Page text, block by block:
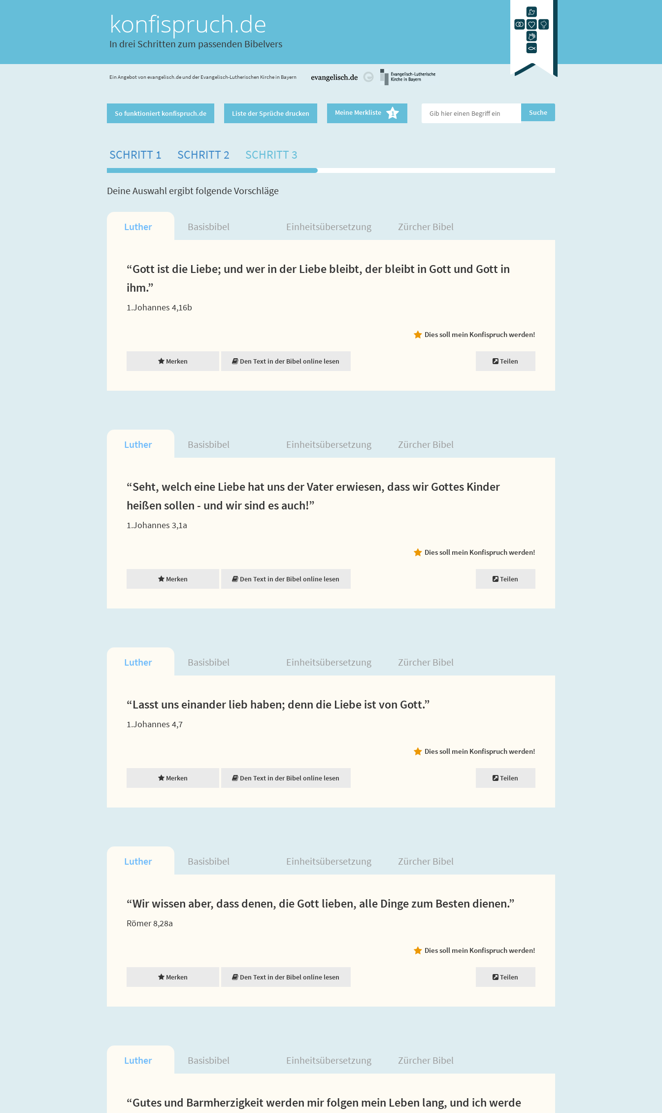
konfispruch.de
In drei Schritten zum passenden Bibelvers
Ein Angebot von evangelisch.de und der Evangelisch-Lutherischen Kirche in Bayern
So funktioniert konfispruch.de Liste der Sprüche drucken Meine Merkliste 1
SCHRITT 1 SCHRITT 2 SCHRITT 3
Deine Auswahl ergibt folgende Vorschläge
Luther Basisbibel Einheitsübersetzung Zürcher Bibel
“Gott ist die Liebe; und wer in der Liebe bleibt, der bleibt in Gott und Gott in
ihm.”
1.Johannes 4,16b
Dies soll mein Konfispruch werden!
Merken Den Text in der Bibel online lesen Teilen
Luther Basisbibel Einheitsübersetzung Zürcher Bibel
“Seht, welch eine Liebe hat uns der Vater erwiesen, dass wir Gottes Kinder
heißen sollen - und wir sind es auch!”
1.Johannes 3,1a
Dies soll mein Konfispruch werden!
Merken Den Text in der Bibel online lesen Teilen
Luther Basisbibel Einheitsübersetzung Zürcher Bibel
“Lasst uns einander lieb haben; denn die Liebe ist von Gott.”
1.Johannes 4,7
Dies soll mein Konfispruch werden!
Merken Den Text in der Bibel online lesen Teilen
Luther Basisbibel Einheitsübersetzung Zürcher Bibel
“Wir wissen aber, dass denen, die Gott lieben, alle Dinge zum Besten dienen.”
Römer 8,28a
Dies soll mein Konfispruch werden!
Merken Den Text in der Bibel online lesen Teilen
Luther Basisbibel Einheitsübersetzung Zürcher Bibel
“Gutes und Barmherzigkeit werden mir folgen mein Leben lang, und ich werde